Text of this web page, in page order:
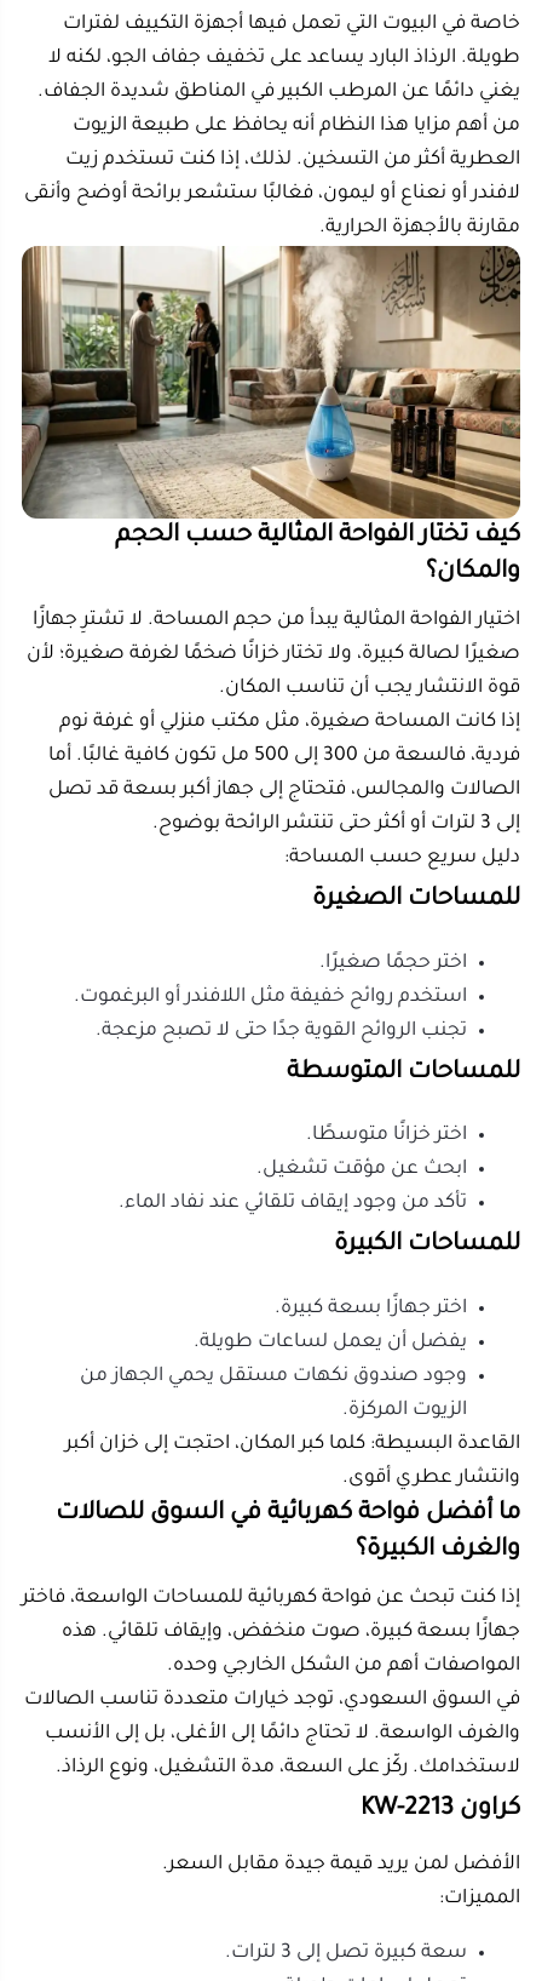
كيف تختار الفواحة المثالية حسب الحجم
والمكان؟
اختيار الفواحة المثالية يبدأ من حجم المساحة. لا تشترِ جهازًا
صغيرًا لصالة كبيرة، ولا تختار خزانًا ضخمًا لغرفة صغيرة؛ لأن
قوة الانتشار يجب أن تناسب المكان.
إذا كانت المساحة صغيرة، مثل مكتب منزلي أو غرفة نوم
فردية، فالسعة من 300 إلى 500 مل تكون كافية غالبًا. أما
الصالات والمجالس، فتحتاج إلى جهاز أكبر بسعة قد تصل
إلى 3 لترات أو أكثر حتى تنتشر الرائحة بوضوح.
دليل سريع حسب المساحة:
للمساحات الصغيرة
استخدم روائح خفيفة مثل اللافندر أو البرغموت.
تجنب الروائح القوية جدًا حتى لا تصبح مزعجة.
للمساحات المتوسطة
اختر خزانًا متوسطًا.
ابحث عن مؤقت تشغيل.
تأكد من وجود إيقاف تلقائي عند نفاد الماء.
للمساحات الكبيرة
اختر جهازًا بسعة كبيرة.
وجود صندوق نكهات مستقل يحمي الجهاز من
الزيوت المركزة.
القاعدة البسيطة: كلما كبر المكان، احتجت إلى خزان أكبر
وانتشار عطري أقوى.
ما أفضل فواحة كهربائية في السوق للصالات
والغرف الكبيرة؟
إذا كنت تبحث عن فواحة كهربائية للمساحات الواسعة، فاختر
جهازًا بسعة كبيرة، صوت منخفض، وإيقاف تلقائي. هذه
المواصفات أهم من الشكل الخارجي وحده.
في السوق السعودي، توجد خيارات متعددة تناسب الصالات
لاستخدامك. ركّز على السعة، مدة التشغيل، ونوع الرذاذ.
كراون KW-2213
الأفضل لمن يريد قيمة جيدة مقابل السعر.
المميزات:
سعة كبيرة تصل إلى 3 لترات.
تعمل لساعات طويلة.
مناسبة للصالات والغرف الواسعة.
خيار اقتصادي مقارنة بمواصفاتها.
الخلاصة: مناسبة لمن يريد جهازًا عمليًا يوميًا دون تكلفة
عالية.
لينهوي LH192
الخيار الأقوى لمن يريد أداءً أعلى.
تشغيل طويل قد يتجاوز 16 ساعة.
مناسبة للمجالس والمساحات الكبيرة.